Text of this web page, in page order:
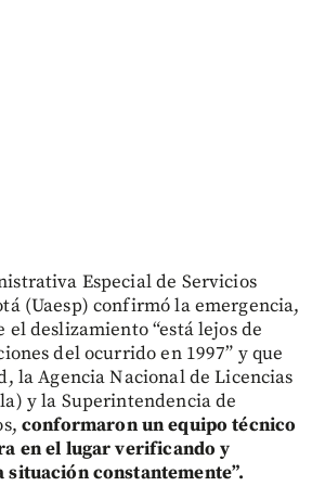
Especial de Servicios
(Uaesp) confirmó la emergencia,
el deslizamiento “está lejos de
del ocurrido en 1997” y que
la Agencia Nacional de Licencias
y la Superintendencia de
conformaron un equipo técnico
en el lugar verificando y
constantemente”.